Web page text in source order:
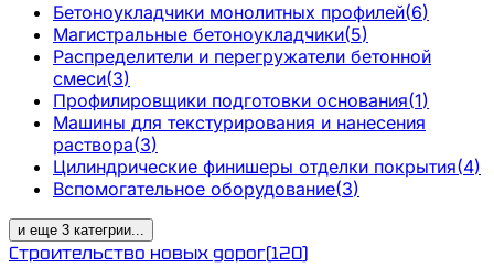
Бетоноукладчики монолитных профилей(6)
Магистральные бетоноукладчики(5)
Распределители и перегружатели бетонной
смеси(3)
Профилировщики подготовки основания(1)
Машины для текстурирования и нанесения
раствора(3)
Цилиндрические финишеры отделки покрытия(4)
Вспомогательное оборудование(3)
и еще 3 категрии...
Строительство новых дорог(120)